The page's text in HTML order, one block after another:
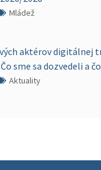
Mládež
aktérov digitálnej
sme sa dozvedeli a
Aktuality